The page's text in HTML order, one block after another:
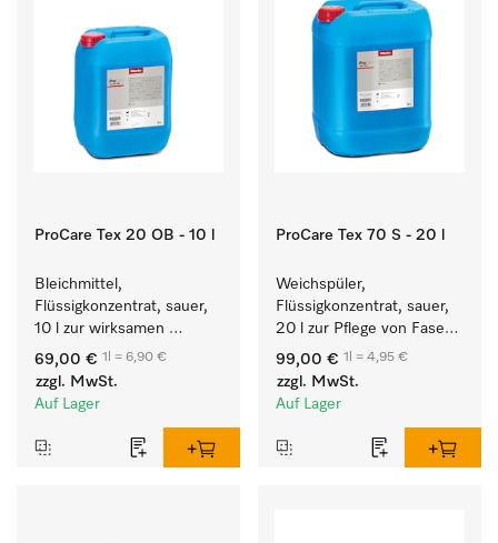
ProCare Tex 20 OB - 10 l
Bleichmittel,
Flüssigkonzentrat, sauer,
10 l zur wirksamen
Entfernung von
hartnäckigen Flecken.
69,00 € 1l = 6,90 €
zzgl. MwSt.
Auf Lager
ProCare Tex 70 S - 20 l
Weichspüler,
Flüssigkonzentrat, sauer,
20 l zur Pflege von Fasern
für eine langfristige
Geschmeidigkeit der
Textilien.
99,00 € 1l = 4,95 €
zzgl. MwSt.
Auf Lager